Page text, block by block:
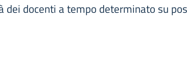
dei docenti a tempo determinato su